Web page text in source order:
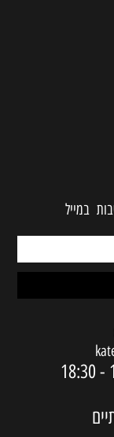
במייל